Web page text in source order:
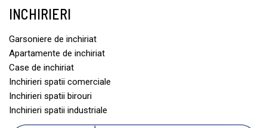
INCHIRIERI
Garsoniere de inchiriat
Apartamente de inchiriat
Case de inchiriat
Inchirieri spatii comerciale
Inchirieri spatii birouri
Inchirieri spatii industriale